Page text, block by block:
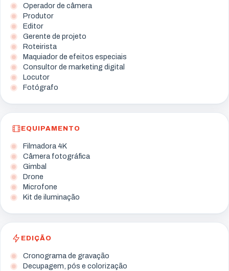
Operador de câmera
Produtor
Editor
Gerente de projeto
Roteirista
Maquiador de efeitos especiais
Consultor de marketing digital
Locutor
Fotógrafo
EQUIPAMENTO
Filmadora 4K
Câmera fotográfica
Gimbal
Drone
Microfone
Kit de iluminação
EDIÇÃO
Cronograma de gravação
Decupagem, pós e colorização